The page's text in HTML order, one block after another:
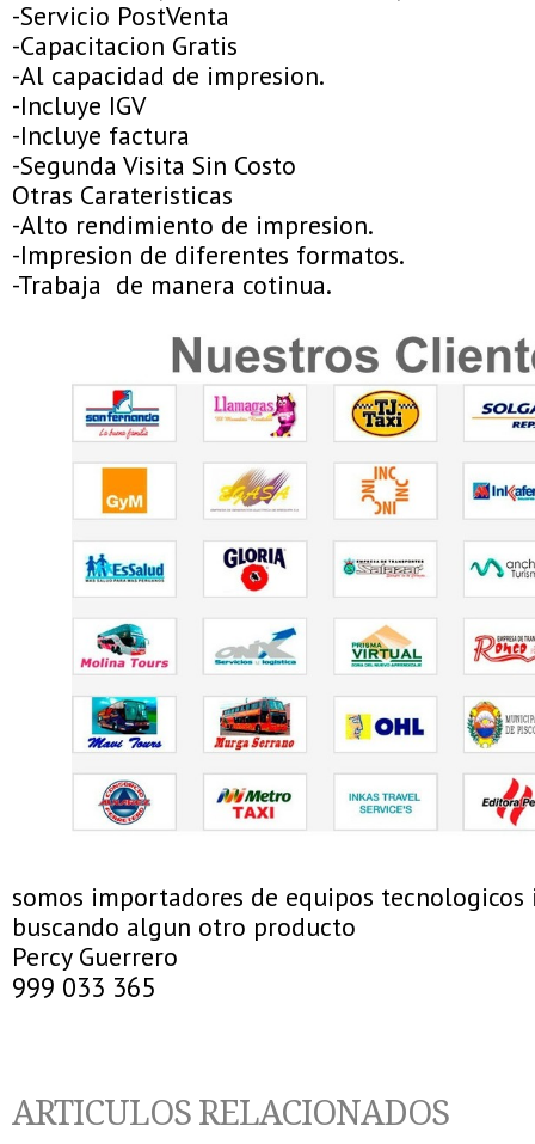
-Servicio PostVenta
-Capacitacion Gratis
-Al capacidad de impresion.
-Incluye IGV
-Incluye factura
-Segunda Visita Sin Costo
Otras Carateristicas
-Alto rendimiento de impresion.
-Impresion de diferentes formatos.
-Trabaja de manera cotinua.
somos importadores de equipos tecnologicos
buscando algun otro producto
Percy Guerrero
999 033 365
ARTICULOS RELACIONADOS